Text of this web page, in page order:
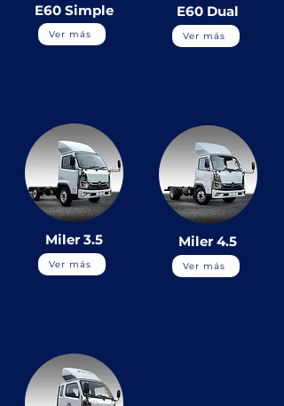
E60 Simple
Ver más
Miler 3.5
Ver más
E60 Dual
Ver más
Miler 4.5
Ver más